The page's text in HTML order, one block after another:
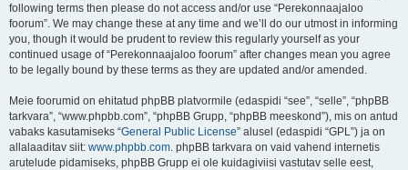
following terms then please do not access and/or use “Perekonnaajaloo
foorum”. We may change these at any time and we’ll do our utmost in informing
you, though it would be prudent to review this regularly yourself as your
continued usage of “Perekonnaajaloo foorum” after changes mean you agree
to be legally bound by these terms as they are updated and/or amended.
Meie foorumid on ehitatud phpBB platvormile (edaspidi “see”, “selle”, “phpBB
tarkvara”, “www.phpbb.com”, “phpBB Grupp, “phpBB meeskond”), mis on antud
vabaks kasutamiseks “General Public License” alusel (edaspidi “GPL”) ja on
allalaaditav siit: www.phpbb.com. phpBB tarkvara on vaid vahend internetis
arutelude pidamiseks, phpBB Grupp ei ole kuidagiviisi vastutav selle eest,